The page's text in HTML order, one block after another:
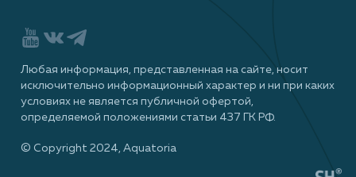
Любая информация, представленная на сайте, носит
исключительно информационный характер и ни при каких
условиях не является публичной офертой,
определяемой положениями статьи 437 ГК РФ.
© Сopyright 2024, Aquatoria